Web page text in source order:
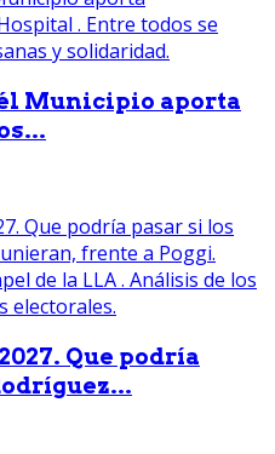
Municipio aporta
Que podría